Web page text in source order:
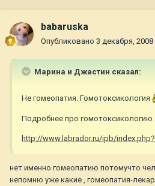
babaruska
Опубликовано 3 декабря, 2008
Марина и Джастин сказал:
Не гомеопатия. Гомотоксикология
Подробнее про гомотоксикологию
http://www.labrador.ru/ipb/
нет именно гомеопатию потомучто
непомню уже какие , гомеопатия-